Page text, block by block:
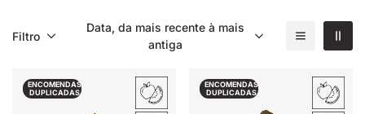
Filtro
Data, da mais recente à mais
antiga
ENCOMENDAS
DUPLICADAS
ENCOMENDAS
DUPLICADAS